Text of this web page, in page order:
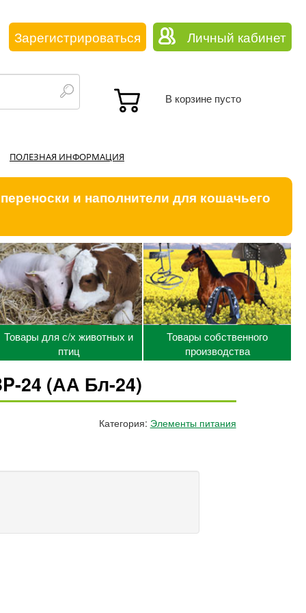
Зарегистрироваться Личный кабинет
В корзине пусто
ПОЛЕЗНАЯ ИНФОРМАЦИЯ
и наполнители для кошачьего
Товары для с/х животных и
птиц
Товары собственного
производства
24 (АА Бл-24)
Категория: Элементы питания